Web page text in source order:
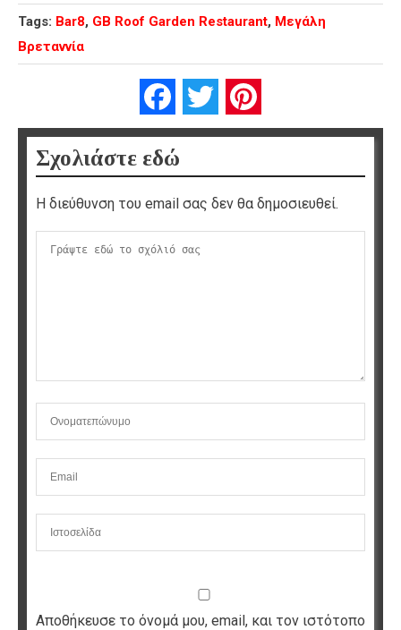
Tags: Bar8, GB Roof Garden Restaurant, Μεγάλη
Βρεταννία
FacebookTwitter
Σχολιάστε εδώ
Η διεύθυνση του email σας δεν θα δημοσιευθεί.
Αποθήκευσε το όνομά μου, email, και τον ιστότοπο